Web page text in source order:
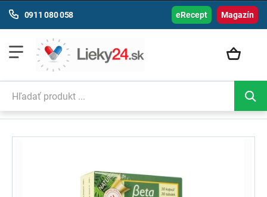
Magazín
0911 080 058 eRecept